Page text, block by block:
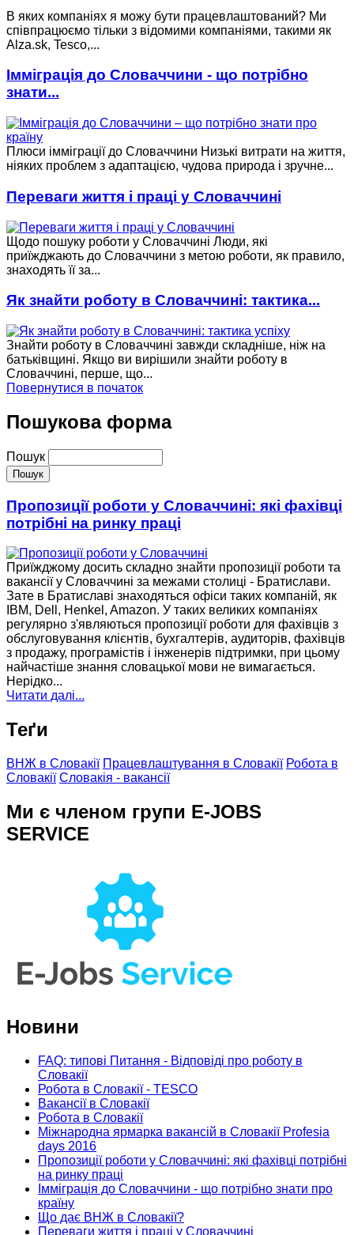
В яких компаніях я можу бути працевлаштований? Ми
співпрацюємо тільки з відомими компаніями, такими як
Alza.sk, Tesco,...
Імміграція до Словаччини - що потрібно
знати...
Плюси імміграції до Словаччини Низькі витрати на життя,
ніяких проблем з адаптацією, чудова природа і зручне...
Переваги життя і праці у Словаччині
Щодо пошуку роботи у Словаччині Люди, які
приїжджають до Словаччини з метою роботи, як правило,
знаходять її за...
Як знайти роботу в Словаччині: тактика...
Знайти роботу в Словаччині завжди складніше, ніж на
батьківщині. Якщо ви вирішили знайти роботу в
Словаччині, перше, що...
Повернутися в початок
Пошукова форма
Пошук
Пропозиції роботи у Словаччині: які фахівці
потрібні на ринку праці
Приїжджому досить складно знайти пропозиції роботи та
вакансії у Словаччині за межами столиці - Братислави.
Зате в Братиславі знаходяться офіси таких компаній, як
IBM, Dell, Henkel, Amazon. У таких великих компаніях
регулярно з'являються пропозиції роботи для фахівців з
обслуговування клієнтів, бухгалтерів, аудиторів, фахівців
з продажу, програмістів і інженерів підтримки, при цьому
найчастіше знання словацької мови не вимагається.
Нерідко...
Читати далі...
Теґи
ВНЖ в Словакії Працевлаштування в Словакії Робота в
Словакії Словакія - вакансії
Ми є членом групи E-JOBS
SERVICE
Новини
FAQ: типові Питання - Відповіді про роботу в
Словакії
Робота в Словакії - TESCO
Вакансії в Словакії
Робота в Словакії
Міжнародна ярмарка вакансій в Словакії Profesia
days 2016
Пропозиції роботи у Словаччині: які фахівці потрібні
на ринку праці
Імміграція до Словаччини - що потрібно знати про
країну
Що дає ВНЖ в Словакії?
Переваги життя і праці у Словаччині